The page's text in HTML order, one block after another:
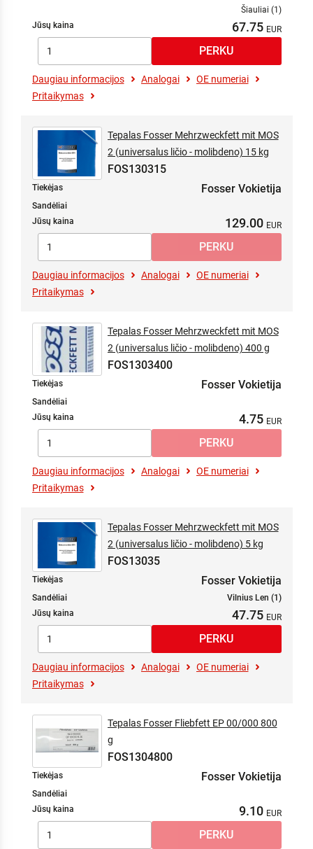
Šiauliai (1)
Jūsų kaina
67.75
Daugiau informacijos Analogai
OE numeriai
Pritaikymas
Tepalas Fosser Mehrzweckfett mit MOS
2 (universalus ličio - molibdeno) 15 kg
FOS130315
Tiekėjas Fosser Vokietija
Sandėliai
Jūsų kaina
129.00
Daugiau informacijos Analogai
OE numeriai
Pritaikymas
Tepalas Fosser Mehrzweckfett mit MOS
2 (universalus ličio - molibdeno) 400 g
FOS1303400
Tiekėjas Fosser Vokietija
Sandėliai
Jūsų kaina
4.75
Daugiau informacijos Analogai
OE numeriai
Pritaikymas
Tepalas Fosser Mehrzweckfett mit MOS
2 (universalus ličio - molibdeno) 5 kg
FOS13035
Tiekėjas Fosser Vokietija
Sandėliai
Vilnius Len (1)
Jūsų kaina
47.75
Daugiau informacijos Analogai
OE numeriai
Pritaikymas
Tepalas Fosser Fliebfett EP 00/000 800
g
FOS1304800
Tiekėjas Fosser Vokietija
Sandėliai
Jūsų kaina
9.10